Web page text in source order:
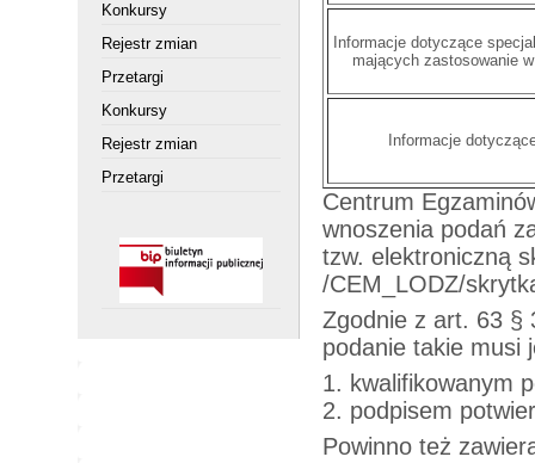
Konkursy
Rejestr zmian
Przetargi
Konkursy
Rejestr zmian
Przetargi
Informacje dotyczące
mających zastosowanie
Informacje
Centrum
wnoszenia podań
tzw. elektroniczną
/CEM_LODZ/
Zgodnie z art. 63 §
podanie takie musi
1. kwalifikowanym
2. podpisem
Powinno też